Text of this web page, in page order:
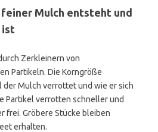
Mulch entsteht und
ist
Zerkleinern von
Partikeln. Die Korngröße
der Mulch verrottet und wie er sich
Partikel verrotten schneller und
frei. Gröbere Stücke bleiben
erhalten.